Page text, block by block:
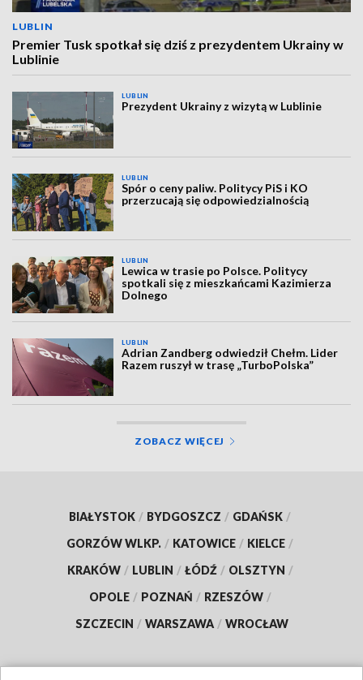
LUBLIN
Premier Tusk spotkał się dziś z prezydentem Ukrainy w
Lublinie
LUBLIN
Prezydent Ukrainy z wizytą w Lublinie
LUBLIN
Spór o ceny paliw. Politycy PiS i KO
przerzucają się odpowiedzialnością
LUBLIN
Lewica w trasie po Polsce. Politycy
spotkali się z mieszkańcami Kazimierza
Dolnego
LUBLIN
Adrian Zandberg odwiedził Chełm. Lider
Razem ruszył w trasę „TurboPolska”
ZOBACZ WIĘCEJ
BIAŁYSTOK / BYDGOSZCZ / GDAŃSK /
GORZÓW WLKP. / KATOWICE / KIELCE /
KRAKÓW / LUBLIN / ŁÓDŹ / OLSZTYN /
OPOLE / POZNAŃ / RZESZÓW /
SZCZECIN / WARSZAWA / WROCŁAW